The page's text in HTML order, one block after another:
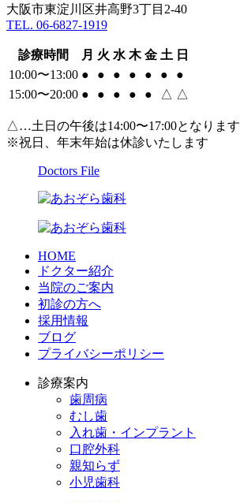
大阪市東淀川区井高野3丁目2-40
TEL. 06-6827-1919
診療時間 月 火 水 木 金 土 日
10:00〜13:00 ● ● ● ● ● ●
●
15:00〜20:00 ● ● ● ● ● △ △
△…土日の午後は14:00〜17:00となります
※祝日、年末年始は休診いたします
Doctors File
HOME
ドクター紹介
当院のご案内
初診の方へ
採用情報
ブログ
プライバシーポリシー
診療案内
歯周病
むし歯
入れ歯・インプラント
口腔外科
親知らず
小児歯科